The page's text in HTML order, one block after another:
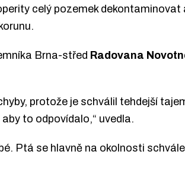
celý pozemek
Brna-střed Radovana
protože je schválil tehdejší
to odpovídalo,“ uvedla.
Ptá se hlavně na okolnosti